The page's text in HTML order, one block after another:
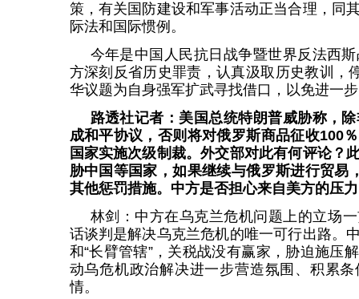
策，有关国防建设和军事活动正当合理，同
际法和国际惯例。
今年是中国人民抗日战争暨世界反法西
方深刻反省历史罪责，认真汲取历史教训，
华议题为自身强军扩武寻找借口，以免进一
路透社记者：美国总统特朗普威胁称，
成和平协议，否则将对俄罗斯商品征收100
国家实施次级制裁。外交部对此有何评论？
胁中国等国家，如果继续与俄罗斯进行贸易
其他惩罚措施。中方是否担心来自美方的压
林剑：中方在乌克兰危机问题上的立场
话谈判是解决乌克兰危机的唯一可行出路。
和“长臂管辖”，关税战没有赢家，胁迫施压
动乌危机政治解决进一步营造氛围、积累
情。